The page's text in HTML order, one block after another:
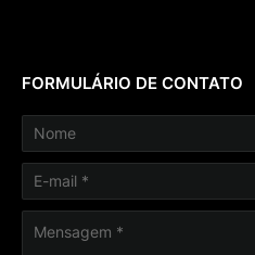
FORMULÁRIO DE CONTATO